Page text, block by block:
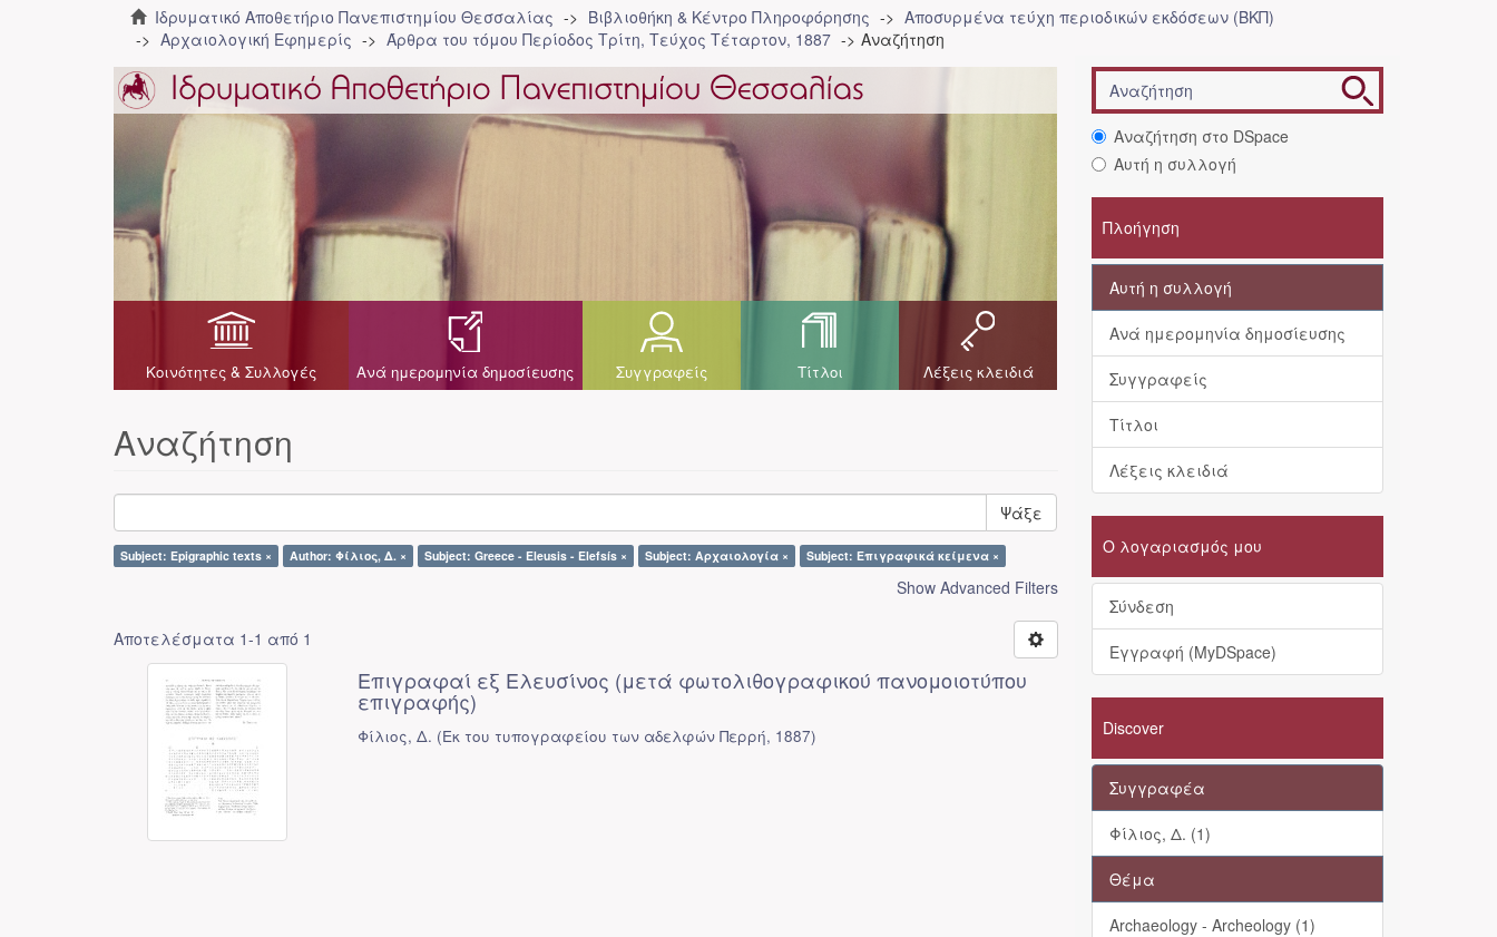
Ιδρυματικό Αποθετήριο Πανεπιστημίου Θεσσαλίας Βιβλιοθήκη & Κέντρο Πληροφόρησης
Αποσυρμένα τεύχη περιοδικών εκδόσεων (ΒΚΠ)
Αρχαιολογική Εφημερίς
Άρθρα του τόμου Περίοδος Τρίτη, Τεύχος Τέταρτον, 1887 Αναζήτηση
Κοινότητες & Συλλογές Ανά ημερομηνία δημοσίευσης Συγγραφείς Τίτλοι Λέξεις κλειδιά
Αναζήτηση
Ψάξε
Subject: Epigraphic texts × Author: Φίλιος, Δ. × Subject: Greece - Eleusis - Elefsís × Subject: Αρχαιολογία × Subject: Επιγραφικά κείμενα ×
Show Advanced Filters
Αποτελέσματα 1-1 από 1
Επιγραφαί εξ Ελευσίνος (μετά φωτολιθογραφικού πανομοιοτύπου
επιγραφής)
Φίλιος, Δ. (Εκ του τυπογραφείου των αδελφών Περρή, 1887)
Αναζήτηση στο DSpace
Αυτή η συλλογή
Πλοήγηση
Αυτή η συλλογή
Ανά ημερομηνία δημοσίευσης
Συγγραφείς
Τίτλοι
Λέξεις κλειδιά
Ο λογαριασμός μου
Σύνδεση
Εγγραφή (MyDSpace)
Discover
Συγγραφέα
Φίλιος, Δ. (1)
Θέμα
Archaeology - Archeology (1)